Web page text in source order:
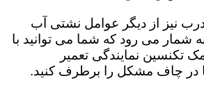
نیز از دیگر عوامل نشتی آب
شمار می رود که شما می توانید با
تکنسین نمایندگی تعمیر
در چاف مشکل را برطرف کنید.